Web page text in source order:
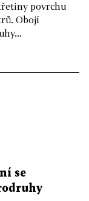
povrchu
Obojí
se